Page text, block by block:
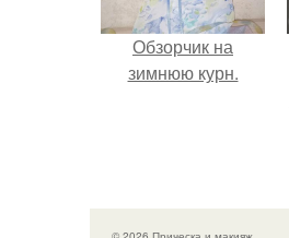
Обзорчик на
зимнюю курн.